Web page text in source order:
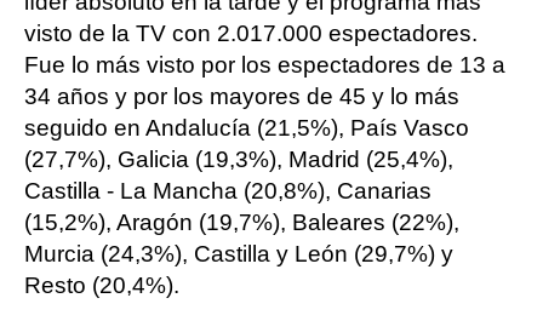
visto de la TV con 2.017.000 espectadores.
Fue lo más visto por los espectadores de 13 a
34 años y por los mayores de 45 y lo más
seguido en Andalucía (21,5%), País Vasco
(27,7%), Galicia (19,3%), Madrid (25,4%),
Castilla - La Mancha (20,8%), Canarias
(15,2%), Aragón (19,7%), Baleares (22%),
Murcia (24,3%), Castilla y León (29,7%) y
Resto (20,4%).